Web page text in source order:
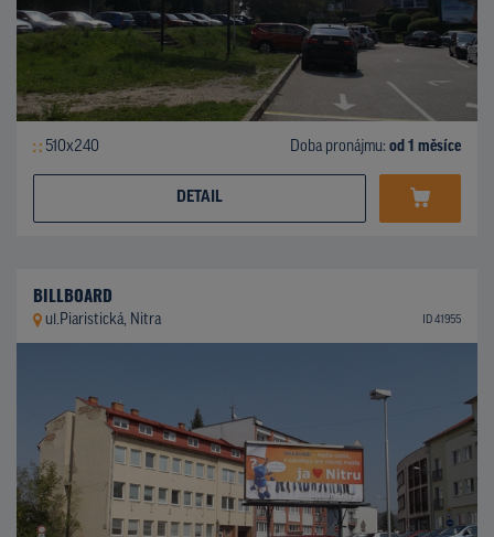
510x240 Doba pronájmu: od 1 měsíce
DETAIL
BILLBOARD
ul.Piaristická, Nitra ID 41955